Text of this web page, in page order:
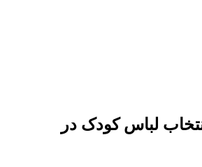
لباس کودک در